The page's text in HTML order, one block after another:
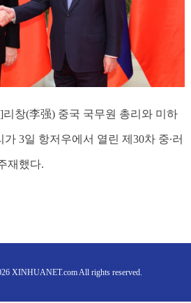
리창(李强) 중국 국무원 총리와 미하
3일 항저우에서 열린 제30차 중∙러
재했다.
XINHUANET.com All rights reserved.